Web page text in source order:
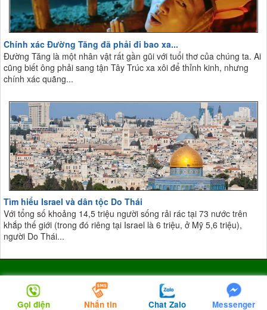
Chính xác Đường Tăng đã phải đi bao xa...
Đường Tăng là một nhân vật rất gần gũi với tuổi thơ của chúng ta. Ai
cũng biết ông phải sang tận Tây Trúc xa xôi để thỉnh kinh, nhưng
chính xác quãng...
Tìm hiểu Israel và dân tộc Do Thái
Với tổng số khoảng 14,5 triệu người sống rải rác tại 73 nước trên
khắp thế giới (trong đó riêng tại Israel là 6 triệu, ở Mỹ 5,6 triệu),
người Do Thái...
CÁC CHUYÊN MỤC CHÍNH
Gọi điện Nhắn tin Chat Zalo Messenger